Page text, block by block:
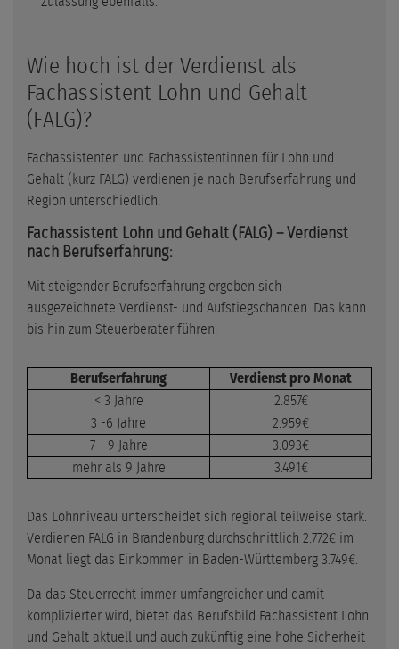
Wie hoch ist der Verdienst als
Fachassistent Lohn und Gehalt
(FALG)?
Fachassistenten und Fachassistentinnen für Lohn und
Gehalt (kurz FALG) verdienen je nach Berufserfahrung und
Region unterschiedlich.
Fachassistent Lohn und Gehalt (FALG) – Verdienst
nach Berufserfahrung:
Mit steigender Berufserfahrung ergeben sich
ausgezeichnete Verdienst- und Aufstiegschancen. Das kann
bis hin zum Steuerberater führen.
Berufserfahrung
Verdienst pro Monat
< 3 Jahre
2.857€
3 -6 Jahre
2.959€
7 - 9 Jahre
3.093€
mehr als 9 Jahre
3.491€
Das Lohnniveau unterscheidet sich regional teilweise stark.
Verdienen FALG in Brandenburg durchschnittlich 2.772€ im
Monat liegt das Einkommen in Baden-Württemberg 3.749€.
Da das Steuerrecht immer umfangreicher und damit
komplizierter wird, bietet das Berufsbild Fachassistent Lohn
und Gehalt aktuell und auch zukünftig eine hohe Sicherheit